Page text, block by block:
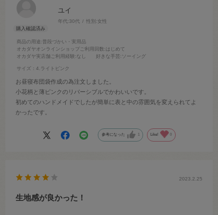
ユイ
年代:30代 性別:女性
商品の用途:普段づかい・実用品
オカダヤオンラインショップご利用回数:はじめて
オカダヤ実店舗ご利用経験:なし 好きな手芸:ソーイング
サイズ：4.ライトピンク
お昼寝布団袋作成の為注文しました。
小花柄と薄ピンクのリバーシブルでかわいいです。
初めてのハンドメイドでしたが簡単に表と中の雰囲気を変えられてよ
かったです。
参考になった 1 Like! 0
2023.2.25
生地感が良かった！